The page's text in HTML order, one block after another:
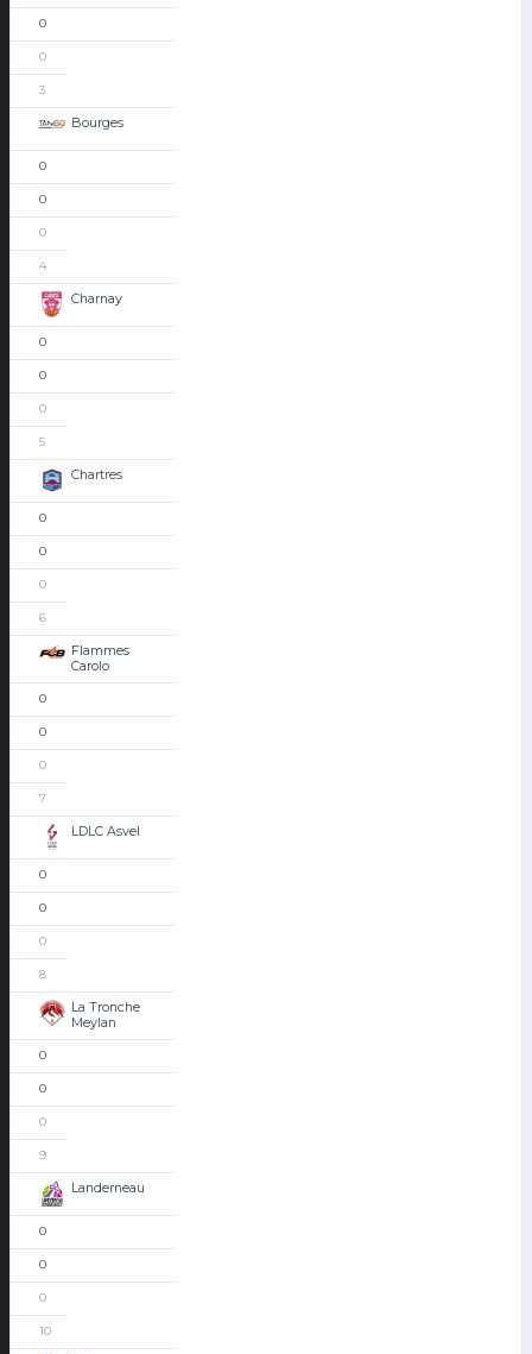
0
0
3
Bourges
0
0
0
4
Charnay
0
0
0
5
Chartres
0
0
0
6
Flammes
Carolo
0
0
0
7
LDLC Asvel
0
0
0
8
La Tronche
Meylan
0
0
0
9
Landerneau
0
0
0
10